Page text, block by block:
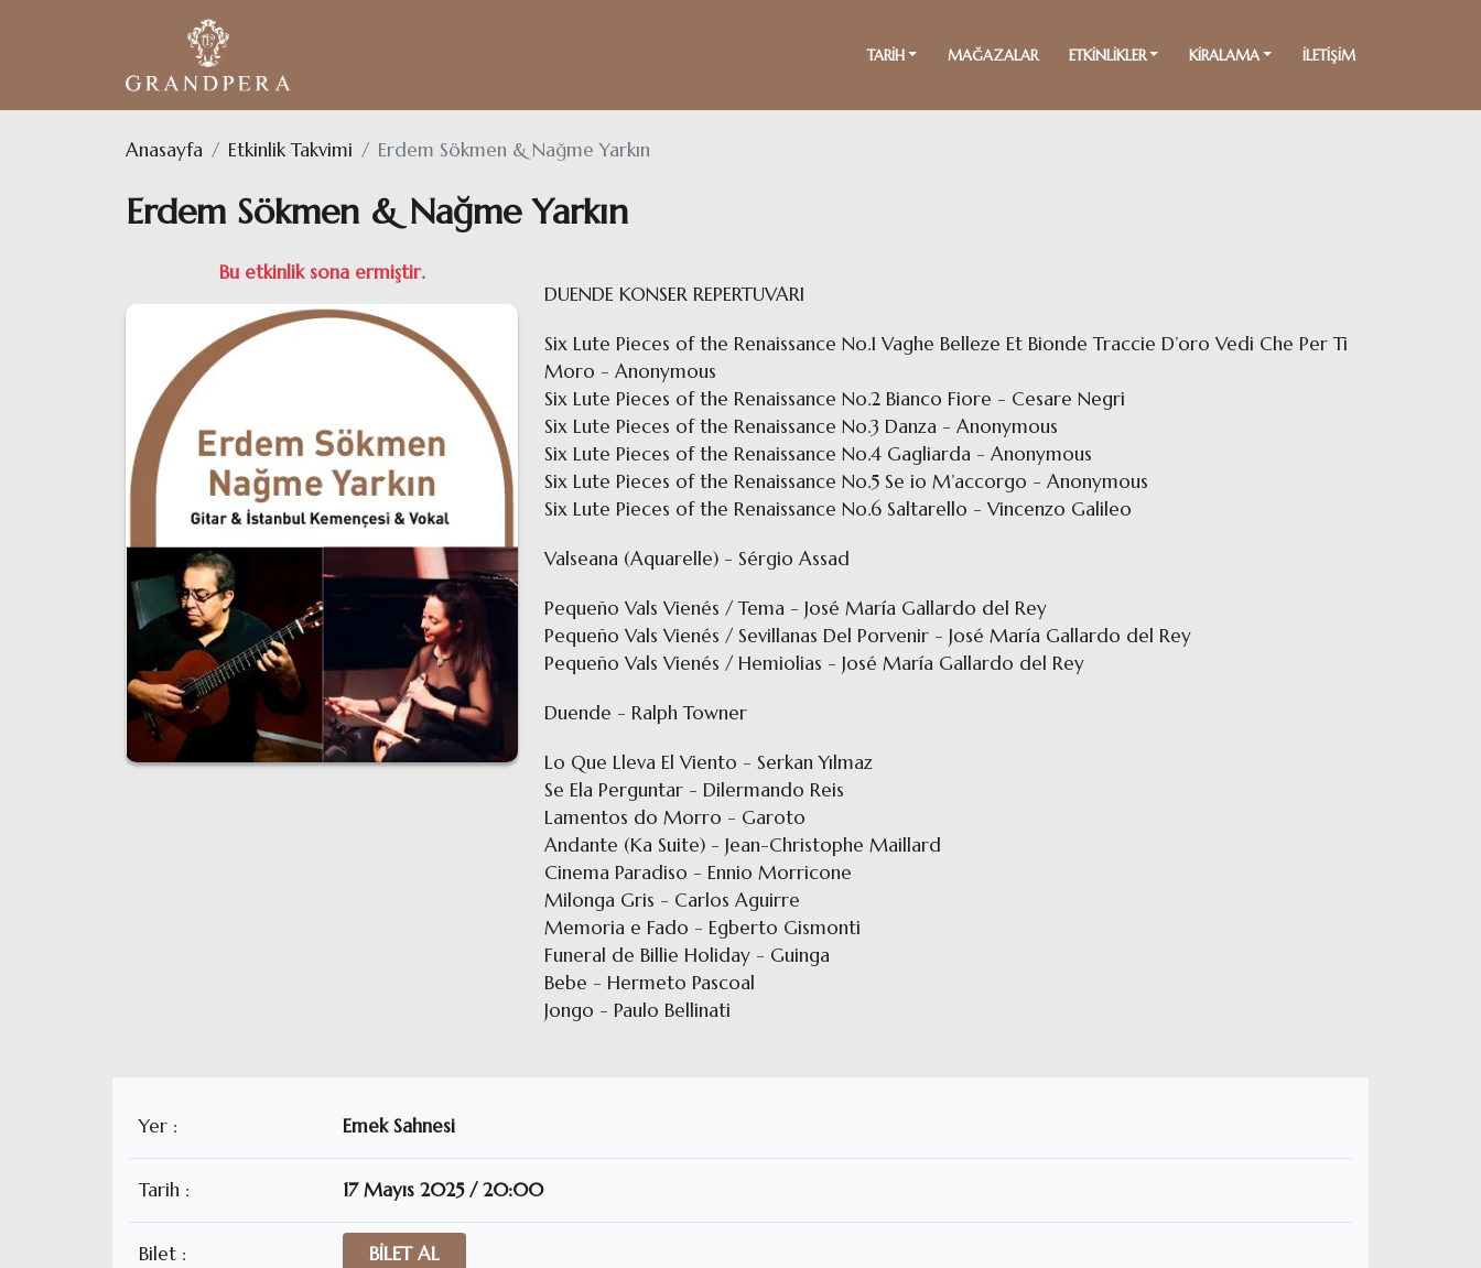
TARİH MAĞAZALAR ETKİNLİKLER KİRALAMA İLETİŞİM
Anasayfa Etkinlik Takvimi Erdem Sökmen & Nağme Yarkın
Erdem Sökmen & Nağme Yarkın
Bu etkinlik sona ermiştir.
DUENDE KONSER REPERTUVARI
Six Lute Pieces of the Renaissance No.1 Vaghe Belleze Et Bionde Traccie D’oro Vedi Che Per Ti
Moro - Anonymous
Six Lute Pieces of the Renaissance No.2 Bianco Fiore - Cesare Negri
Six Lute Pieces of the Renaissance No.3 Danza - Anonymous
Six Lute Pieces of the Renaissance No.4 Gagliarda - Anonymous
Six Lute Pieces of the Renaissance No.5 Se io M’accorgo - Anonymous
Six Lute Pieces of the Renaissance No.6 Saltarello - Vincenzo Galileo
Valseana (Aquarelle) - Sérgio Assad
Pequeño Vals Vienés / Tema - José María Gallardo del Rey
Pequeño Vals Vienés / Sevillanas Del Porvenir - José María Gallardo del Rey
Pequeño Vals Vienés / Hemiolias - José María Gallardo del Rey
Duende - Ralph Towner
Lo Que Lleva El Viento - Serkan Yılmaz
Se Ela Perguntar - Dilermando Reis
Lamentos do Morro - Garoto
Andante (Ka Suite) - Jean-Christophe Maillard
Cinema Paradiso - Ennio Morricone
Milonga Gris - Carlos Aguirre
Memoria e Fado - Egberto Gismonti
Funeral de Billie Holiday - Guinga
Bebe - Hermeto Pascoal
Jongo - Paulo Bellinati
Yer : Emek Sahnesi
Tarih : 17 Mayıs 2025 / 20:00
Bilet : BİLET AL